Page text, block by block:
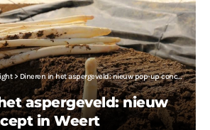
> Dineren in het aspergeveld: nieuw pop-up concept in Weert
aspergeveld: nieuw
in Weert